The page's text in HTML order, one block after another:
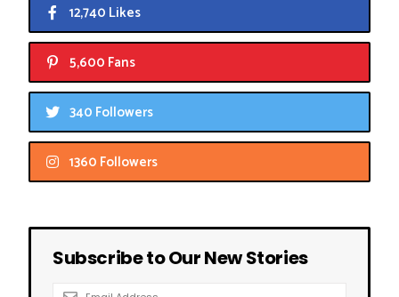
12,740 Likes
5,600 Fans
340 Followers
1360 Followers